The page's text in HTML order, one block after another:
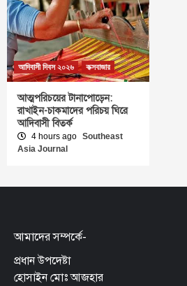
আদিবাসী দিবস ২০২৬ কক্সবাজার
আত্মপরিচয়ের টানাপোড়েন:
রাখাইন-চাকমাদের পরিচয় ঘিরে
আদিবাসী বিতর্ক
4 hours ago Southeast
Asia Journal
আমাদের সম্পর্কে-
প্রধান উপদেষ্টা
হোসাইন মোঃ আজহার